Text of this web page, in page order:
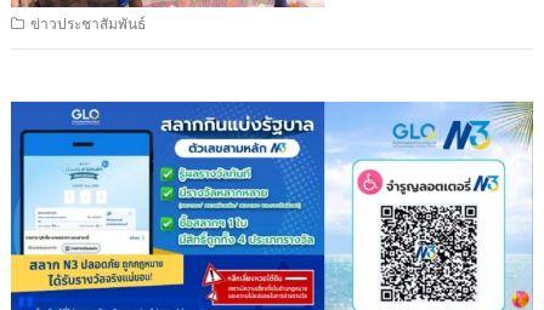
ข่าวประชาสัมพันธ์